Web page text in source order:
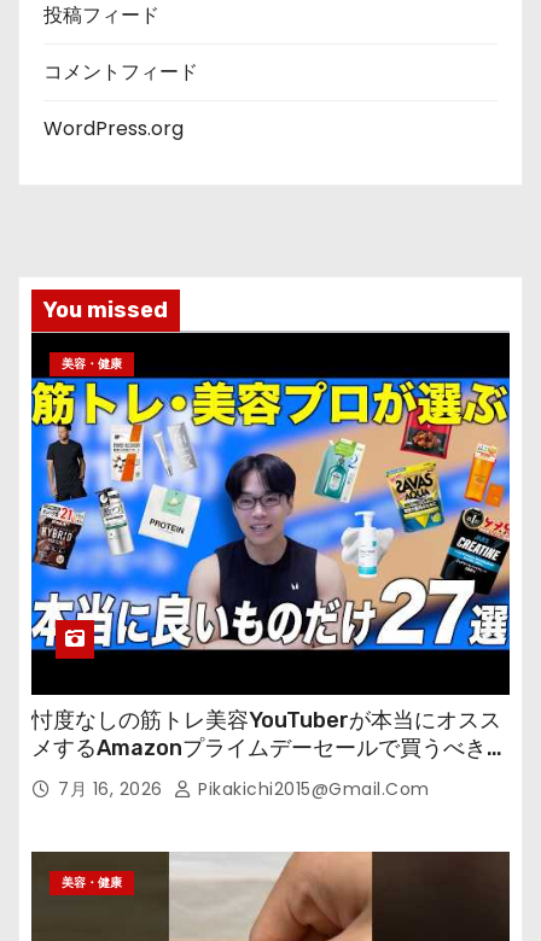
投稿フィード
コメントフィード
WordPress.org
You missed
美容・健康
忖度なしの筋トレ美容YouTuberが本当にオスス
メするAmazonプライムデーセールで買うべきも
の 7月 16, 2026 Pikakichi2015@gmail.com
美容・健康